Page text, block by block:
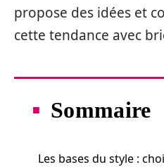
propose des idées et
cette tendance avec
Sommaire
Les bases du style :